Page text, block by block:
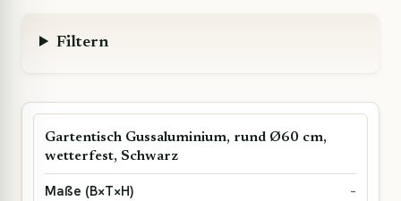
Filtern
Gartentisch Gussaluminium, rund Ø60 cm,
wetterfest, Schwarz
–